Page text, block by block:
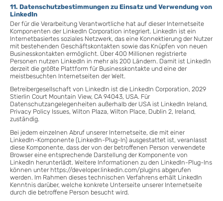
11. Datenschutzbestimmungen zu Einsatz und Verwendung von
LinkedIn
Der für die Verarbeitung Verantwortliche hat auf dieser Internetseite
Komponenten der LinkedIn Corporation integriert. LinkedIn ist ein
Internetbasiertes soziales Netzwerk, das eine Konnektierung der Nutzer
mit bestehenden Geschäftskontakten sowie das Knüpfen von neuen
Businesskontakten ermöglicht. Über 400 Millionen registrierte
Personen nutzen LinkedIn in mehr als 200 Ländern. Damit ist LinkedIn
derzeit die größte Plattform für Businesskontakte und eine der
meistbesuchten Internetseiten der Welt.
Betreibergesellschaft von LinkedIn ist die LinkedIn Corporation, 2029
Stierlin Court Mountain View, CA 94043, USA. Für
Datenschutzangelegenheiten außerhalb der USA ist LinkedIn Ireland,
Privacy Policy Issues, Wilton Plaza, Wilton Place, Dublin 2, Ireland,
zuständig.
Bei jedem einzelnen Abruf unserer Internetseite, die mit einer
LinkedIn-Komponente (LinkedIn-Plug-In) ausgestattet ist, veranlasst
diese Komponente, dass der von der betroffenen Person verwendete
Browser eine entsprechende Darstellung der Komponente von
LinkedIn herunterlädt. Weitere Informationen zu den LinkedIn-Plug-Ins
können unter https://developer.linkedin.com/plugins abgerufen
werden. Im Rahmen dieses technischen Verfahrens erhält LinkedIn
Kenntnis darüber, welche konkrete Unterseite unserer Internetseite
durch die betroffene Person besucht wird.